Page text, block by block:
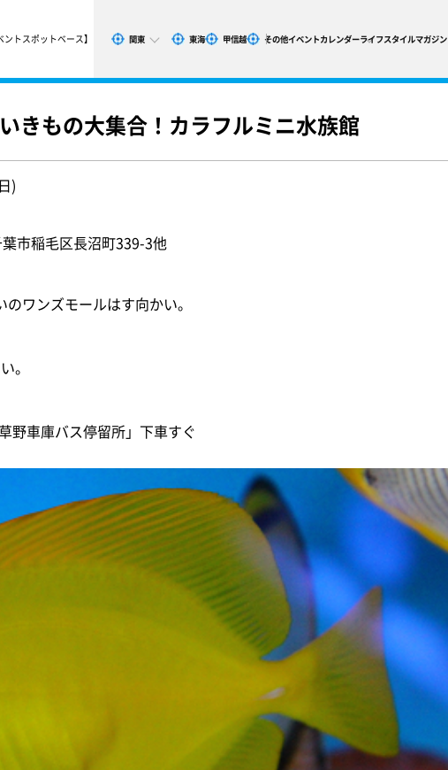
トスポットベース】 関東 東海 甲信越 その他イベントカレンダーライフスタイルマガジン
きもの大集合！カラフルミニ水族館
)
市稲毛区長沼町339-3他
ワンズモールはす向かい。
。
野車庫バス停留所」下車すぐ